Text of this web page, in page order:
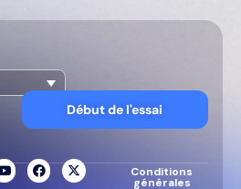
Début de l'essai
Conditions
générales